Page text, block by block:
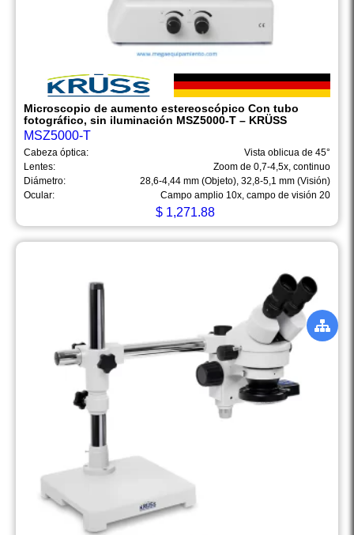
Microscopio de aumento estereoscópico Con tubo
fotográfico, sin iluminación MSZ5000-T – KRÜSS
MSZ5000-T
Cabeza óptica:
Vista oblicua de 45°
Lentes:
Zoom de 0,7-4,5x, continuo
Diámetro:
28,6-4,44 mm (Objeto), 32,8-5,1 mm (Visión)
Ocular:
Campo amplio 10x, campo de visión 20
$1,271.88